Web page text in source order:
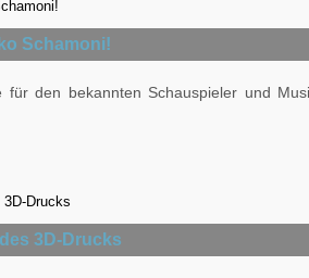
Schamoni!
für den bekannten Schauspieler und
3D-Drucks